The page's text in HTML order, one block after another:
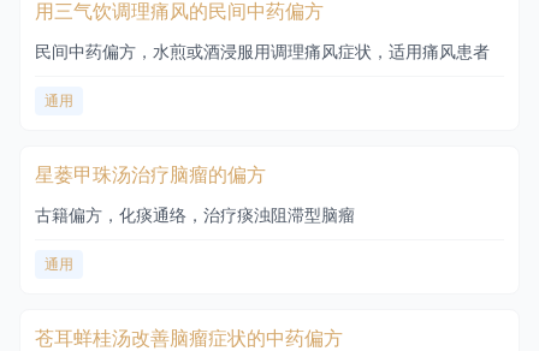
用三气饮调理痛风的民间中药偏方
民间中药偏方，水煎或酒浸服用调理痛风症状，适用痛风患者
通用
星蒌甲珠汤治疗脑瘤的偏方
古籍偏方，化痰通络，治疗痰浊阻滞型脑瘤
通用
苍耳蛘桂汤改善脑瘤症状的中药偏方